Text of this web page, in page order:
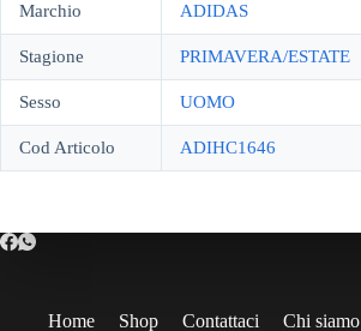
Marchio ADIDAS
Stagione PRIMAVERA/ESTATE
Sesso UOMO
Cod Articolo ADIHC1646
Home Shop Contattaci
Chi siamo